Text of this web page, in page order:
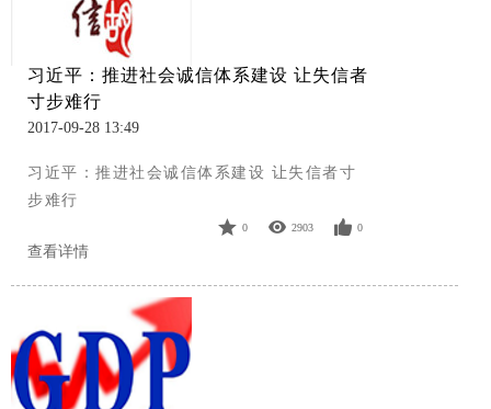
习近平：推进社会诚信体系建设 让失信者
寸步难行
2017-09-28 13:49
习近平：推进社会诚信体系建设 让失信者寸
步难行
0 2903 0
查看详情